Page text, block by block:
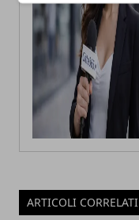
ARTICOLI CORRELATI